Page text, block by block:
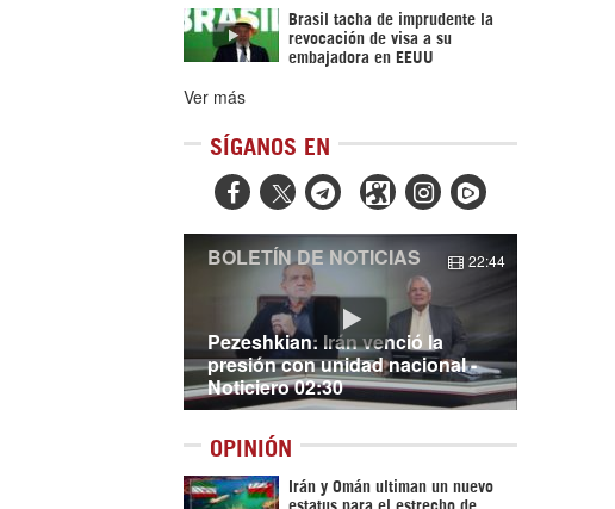
Brasil tacha de imprudente la
revocación de visa a su
embajadora en EEUU
Ver más
SÍGANOS EN
  
Pezeshkian: Irán venció la
presión con unidad nacional -
Noticiero 02:30
BOLETÍN DE NOTICIAS 22:44
OPINIÓN
Irán y Omán ultiman un nuevo
estatus para el estrecho de